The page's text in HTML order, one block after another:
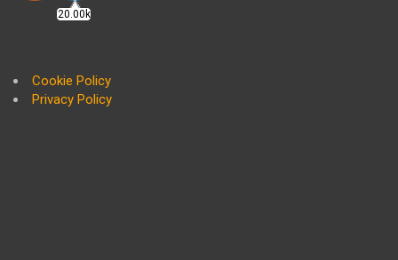
20.00k
Cookie Policy
Privacy Policy